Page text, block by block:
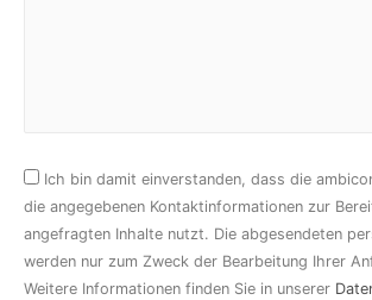
Ich bin damit einverstanden, dass die
die angegebenen Kontaktinformationen zur
angefragten Inhalte nutzt. Die abgesendeten
werden nur zum Zweck der Bearbeitung Ihrer
Weitere Informationen finden Sie in unserer